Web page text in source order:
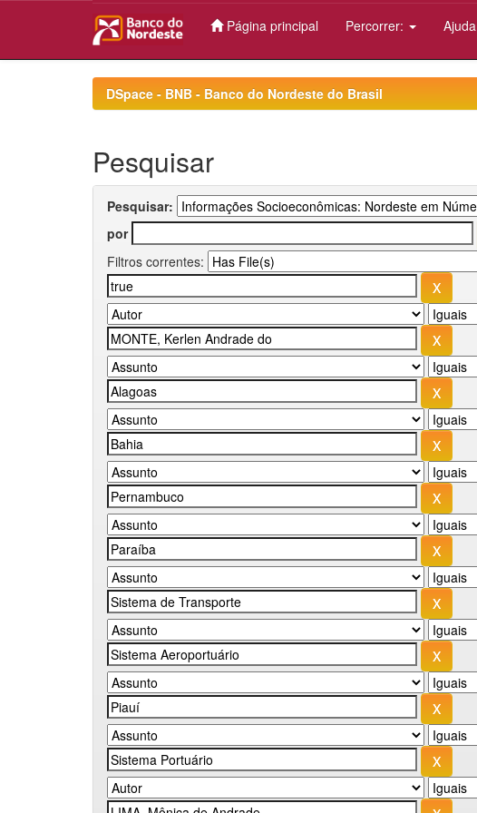
Página principal Percorrer: Ajuda
DSpace - BNB - Banco do Nordeste do Brasil
Pesquisar
Pesquisar:
por
Filtros correntes: